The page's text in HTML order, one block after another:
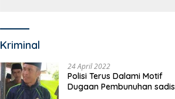
Kriminal
24 April 2022
Polisi Terus Dalami Motif
Dugaan Pembunuhan sadis